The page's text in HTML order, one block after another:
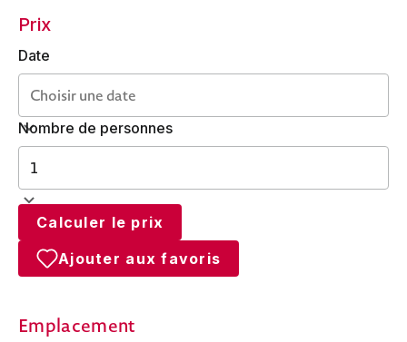
Prix
Date
Nombre de personnes
Calculer le prix
Ajouter aux favoris
Emplacement